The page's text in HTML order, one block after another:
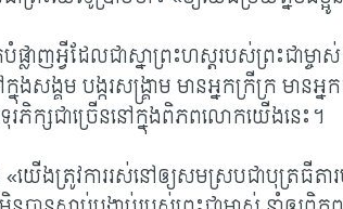
ាញ​អ្វី​ដែល​ជា​ស្នា​ព្រះហស្ត​របស់​ព្រះ​ជា​ម្ចា
ក្នុង​សង្គម​ បង្ករ​សង្គ្រាម មាន​អ្នក​ក្រីក្រ មា
ភិក្ស​ជា​ច្រើន​នៅ​ក្នុង​ពិភពលោក​យើង​នេះ។
«យើង​ត្រូវ​ការ​រស់​នៅ​ឲ្យ​សមស្រប​ជា​បុត្រ​ធីត